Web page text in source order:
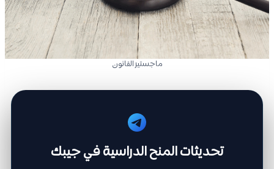
ماجستير القانون
تحديثات المنح الدراسية في جيبك